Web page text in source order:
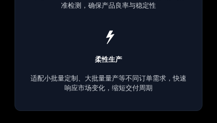
准检测，确保产品良率与稳定性
柔性生产
适配小批量定制、大批量量产等不同订单需求，快速
响应市场变化，缩短交付周期